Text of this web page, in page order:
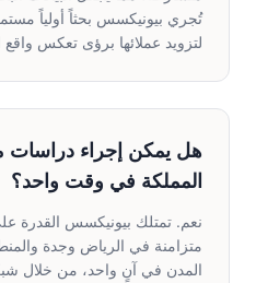
تُجري بيونيكسس بحثاً أولياً
لتزويد عملائها برؤى تعكس
هل يمكن إجراء دراسات
المملكة في وقت واحد؟
نعم. تمتلك بيونيكسس القدرة
متزامنة في الرياض وجدة
المدن في آنٍ واحد، من خلال